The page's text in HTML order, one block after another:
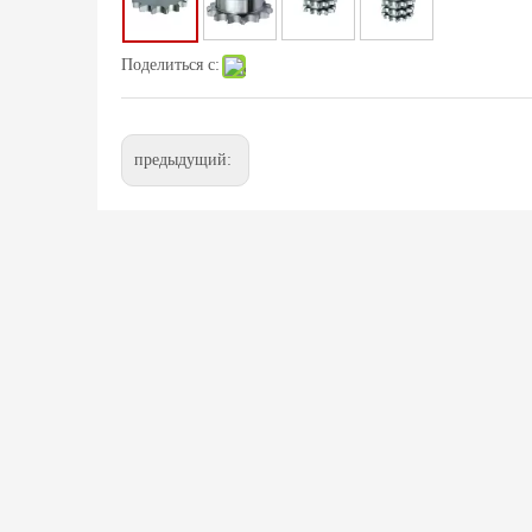
Поделиться с:
предыдущий: